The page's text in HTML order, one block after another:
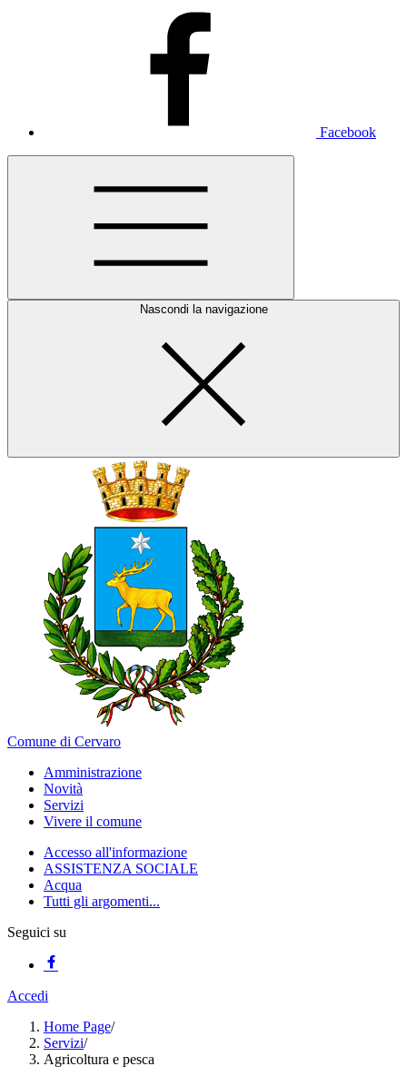
Facebook
Nascondi la navigazione
Comune di Cervaro
Amministrazione
Novità
Servizi
Vivere il comune
Accesso all'informazione
ASSISTENZA SOCIALE
Acqua
Tutti gli argomenti...
Seguici su
Accedi
Home Page/
Servizi/
Agricoltura e pesca